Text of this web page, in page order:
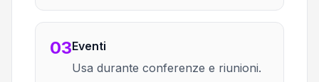
03Eventi
Usa durante conferenze e riunioni.